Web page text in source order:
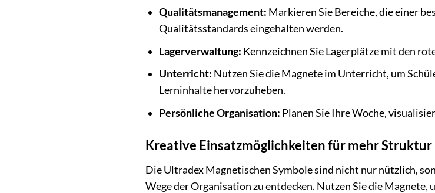
Qualitätsmanagement: Markieren Sie Bereiche, die einer
Qualitätsstandards eingehalten werden.
Lagerverwaltung: Kennzeichnen Sie Lagerplätze mit den
Unterricht: Nutzen Sie die Magnete im Unterricht, um
Lerninhalte hervorzuheben.
Persönliche Organisation: Planen Sie Ihre Woche,
Kreative Einsatzmöglichkeiten für mehr Struktur
Die Ultradex Magnetischen Symbole sind nicht nur nützlich,
Wege der Organisation zu entdecken. Nutzen Sie die